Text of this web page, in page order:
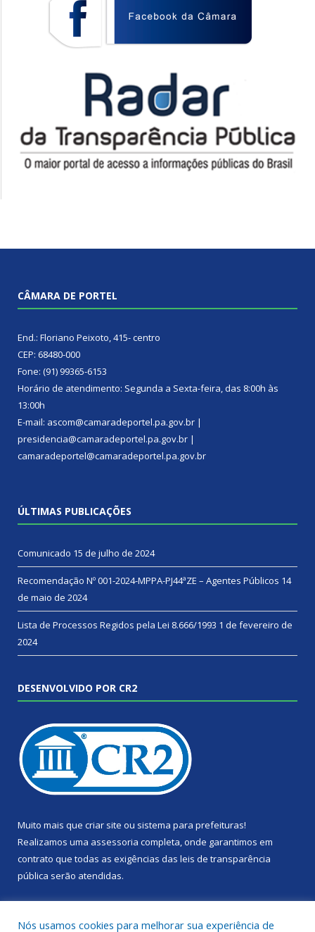
CÂMARA DE PORTEL
End.: Floriano Peixoto, 415- centro
CEP: 68480-000
Fone: (91) 99365-6153
Horário de atendimento: Segunda a Sexta-feira, das 8:00h às
13:00h
E-mail: ascom@camaradeportel.pa.gov.br |
presidencia@camaradeportel.pa.gov.br |
camaradeportel@camaradeportel.pa.gov.br
ÚLTIMAS PUBLICAÇÕES
Comunicado 15 de julho de 2024
Recomendação Nº 001-2024-MPPA-PJ44ªZE – Agentes Públicos 14
de maio de 2024
Lista de Processos Regidos pela Lei 8.666/1993 1 de fevereiro de
2024
DESENVOLVIDO POR CR2
Muito mais que criar site ou sistema para prefeituras!
Realizamos uma assessoria completa, onde garantimos em
contrato que todas as exigências das leis de transparência
pública serão atendidas.
Nós usamos cookies para melhorar sua experiência de